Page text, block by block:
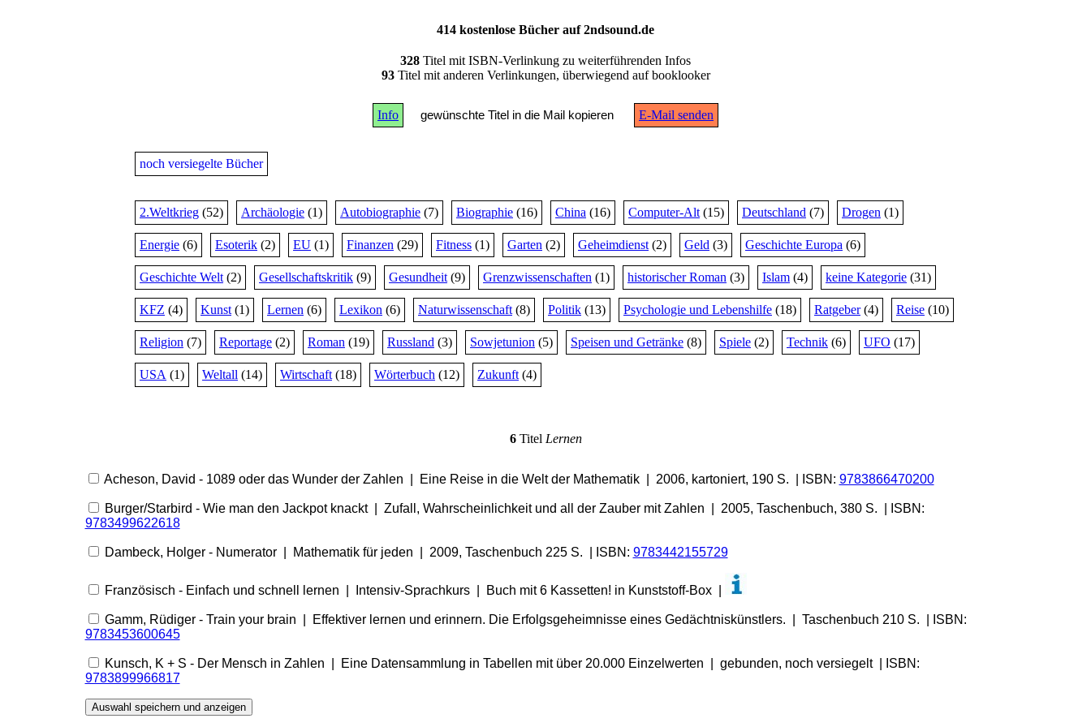
414 kostenlose Bücher auf 2ndsound.de
328 Titel mit ISBN-Verlinkung zu weiterführenden Infos
93Titel mit anderen Verlinkungen, überwiegend auf booklooker
Info gewünschte Titel in die Mail kopieren E-Mail senden
noch versiegelte Bücher
2.Weltkrieg (52) Archäologie (1) Autobiographie (7) Biographie (16) China (16) Computer-Alt (15) Deutschland (7) Drogen (1)
Energie (6) Esoterik (2) EU (1) Finanzen (29) Fitness (1) Garten (2) Geheimdienst (2) Geld (3) Geschichte Europa (6)
Geschichte Welt (2) Gesellschaftskritik (9) Gesundheit (9) Grenzwissenschaften (1) historischer Roman (3) Islam (4) keine Kategorie (31)
KFZ (4) Kunst (1) Lernen (6) Lexikon (6) Naturwissenschaft (8) Politik (13) Psychologie und Lebenshilfe (18) Ratgeber(4) Reise (10)
Religion (7) Reportage (2) Roman (19) Russland (3) Sowjetunion (5) Speisen und Getränke (8) Spiele (2) Technik (6) UFO (17)
USA (1) Weltall (14) Wirtschaft (18) Wörterbuch (12) Zukunft (4)
6Titel Lernen
Acheson, David - 1089 oder das Wunder der Zahlen | Eine Reise in die Welt der Mathematik | 2006, kartoniert, 190 S. | ISBN: 9783866470200
Burger/Starbird - Wie man den Jackpot knackt | Zufall, Wahrscheinlichkeit und all der Zauber mit Zahlen | 2005, Taschenbuch, 380 S. | ISBN:
9783499622618
Dambeck, Holger - Numerator | Mathematik für jeden | 2009, Taschenbuch 225 S. | ISBN: 9783442155729
Französisch - Einfach und schnell lernen | Intensiv-Sprachkurs | Buch mit 6 Kassetten! in Kunststoff-Box |
Gamm, Rüdiger - Train your brain | Effektiver lernen und erinnern. Die Erfolgsgeheimnisse eines Gedächtniskünstlers. | Taschenbuch 210 S. | ISBN:
9783453600645
Kunsch, K + S - Der Mensch in Zahlen | Eine Datensammlung in Tabellen mit über 20.000 Einzelwerten | gebunden, noch versiegelt | ISBN:
9783899966817